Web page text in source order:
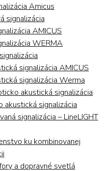
Amicus
signalizácia
AMICUS
WERMA
signalizácia AMICUS
signalizácia Werma
akustická signalizácia
akustická signalizácia
signalizácia – LineLIGHT
ku kombinovanej
a dopravné svetlá